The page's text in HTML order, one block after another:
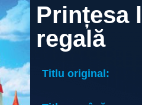
Prințesa
regală
Titlu original: